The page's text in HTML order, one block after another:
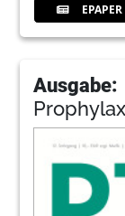
EPAPER
Ausgabe: